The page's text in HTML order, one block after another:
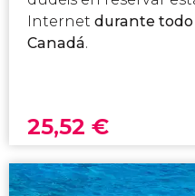
Internet durante todo
Canadá.
25,52 €